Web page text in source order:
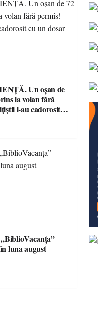
Un oșan de
la volan fără
l-au cadorosit
luna august